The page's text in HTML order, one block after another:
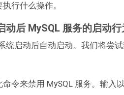
行什么操作。
动后 MySQL 服务的启动行
统启动后自动启动。我们将尝
令来禁用 MySQL 服务。输入